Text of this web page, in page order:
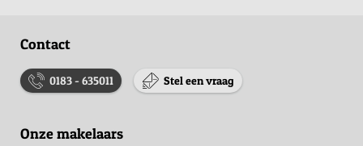
Contact
0183 - 635011 Stel een vraag
Onze makelaars